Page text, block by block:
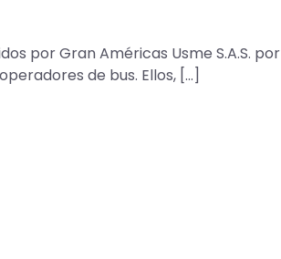
por Gran Américas Usme S.A.S. por
de bus. Ellos, […]